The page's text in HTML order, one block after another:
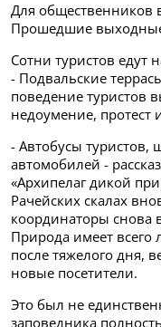
Для общественников
Прошедшие
Сотни туристов
- Подвальские
поведение туристов
недоумение, протест
- Автобусы
автомобилей -
«Архипелаг дикой
Рачейских скалах
координаторы снова
Природа имеет всего
после тяжелого дня,
новые посетители.
Это был не
заповедника